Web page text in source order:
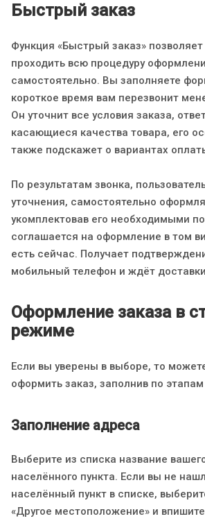
Быстрый заказ
Функция «Быстрый заказ»
проходить всю процедуру
самостоятельно. Вы заполняете
короткое время вам перезвонит
Он уточнит все условия заказа,
касающиеся качества товара, его
также подскажет о вариантах
По результатам звонка,
уточнения, самостоятельно
укомплектовав его необходимыми
соглашается на оформление в том
есть сейчас. Получает
мобильный телефон и ждёт
Оформление заказа в
режиме
Если вы уверены в выборе, то
оформить заказ, заполнив по
Заполнение адреса
Выберите из списка название
населённого пункта. Если вы не
населённый пункт в списке,
«Другое местоположение» и